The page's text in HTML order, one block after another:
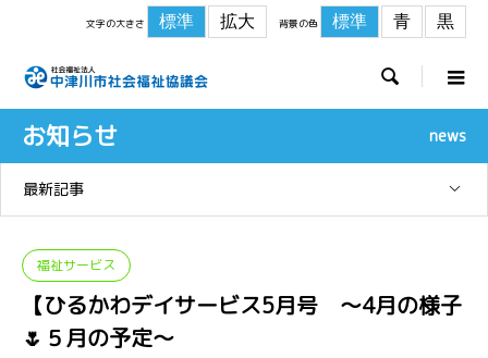
文字の大きさ 標準 拡大 背景の色 標準 青 黒

お知らせ news
最新記事
福祉サービス
【ひるかわデイサービス5月号 ～4月の様子
🌷５月の予定～